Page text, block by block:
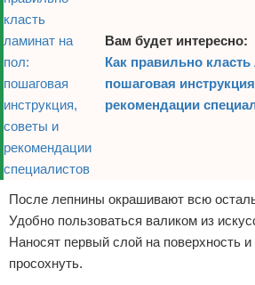
Вам будет интересно:
Как правильно
пошаговая
рекомендации
После лепнины окрашивают всю
Удобно пользоваться валиком из
Наносят первый слой на поверхность
просохнуть.